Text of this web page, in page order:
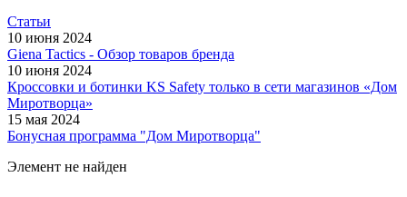
Статьи
10 июня 2024
Giena Tactics - Обзор товаров бренда
10 июня 2024
Кроссовки и ботинки KS Safety только в сети магазинов «Дом
Миротворца»
15 мая 2024
Бонусная программа "Дом Миротворца"
Элемент не найден